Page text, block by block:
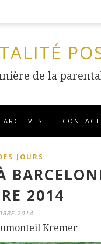
de la
ARCHIVES CONTACT
JOURS
2014
2014
Kremer